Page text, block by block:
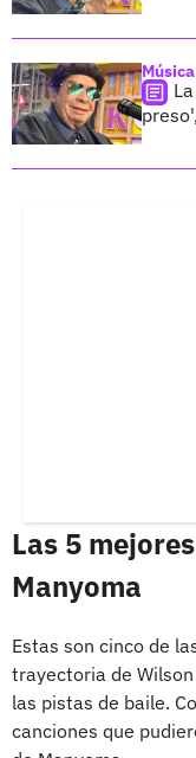
Música
Las 5
Manyoma
Estas son cinco de
trayectoria de
las pistas de baile.
canciones que